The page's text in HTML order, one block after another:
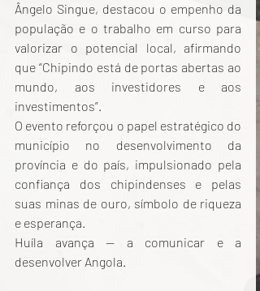
Ângelo Singue, destacou o empenho da
população e o trabalho em curso para
valorizar o potencial local, afirmando
que “Chipindo está de portas abertas ao
mundo, aos investidores e aos
investimentos”.
O evento reforçou o papel estratégico do
município no desenvolvimento da
província e do país, impulsionado pela
confiança dos chipindenses e pelas
suas minas de ouro, símbolo de riqueza
e esperança.
Huíla avança — a comunicar e a
desenvolver Angola.